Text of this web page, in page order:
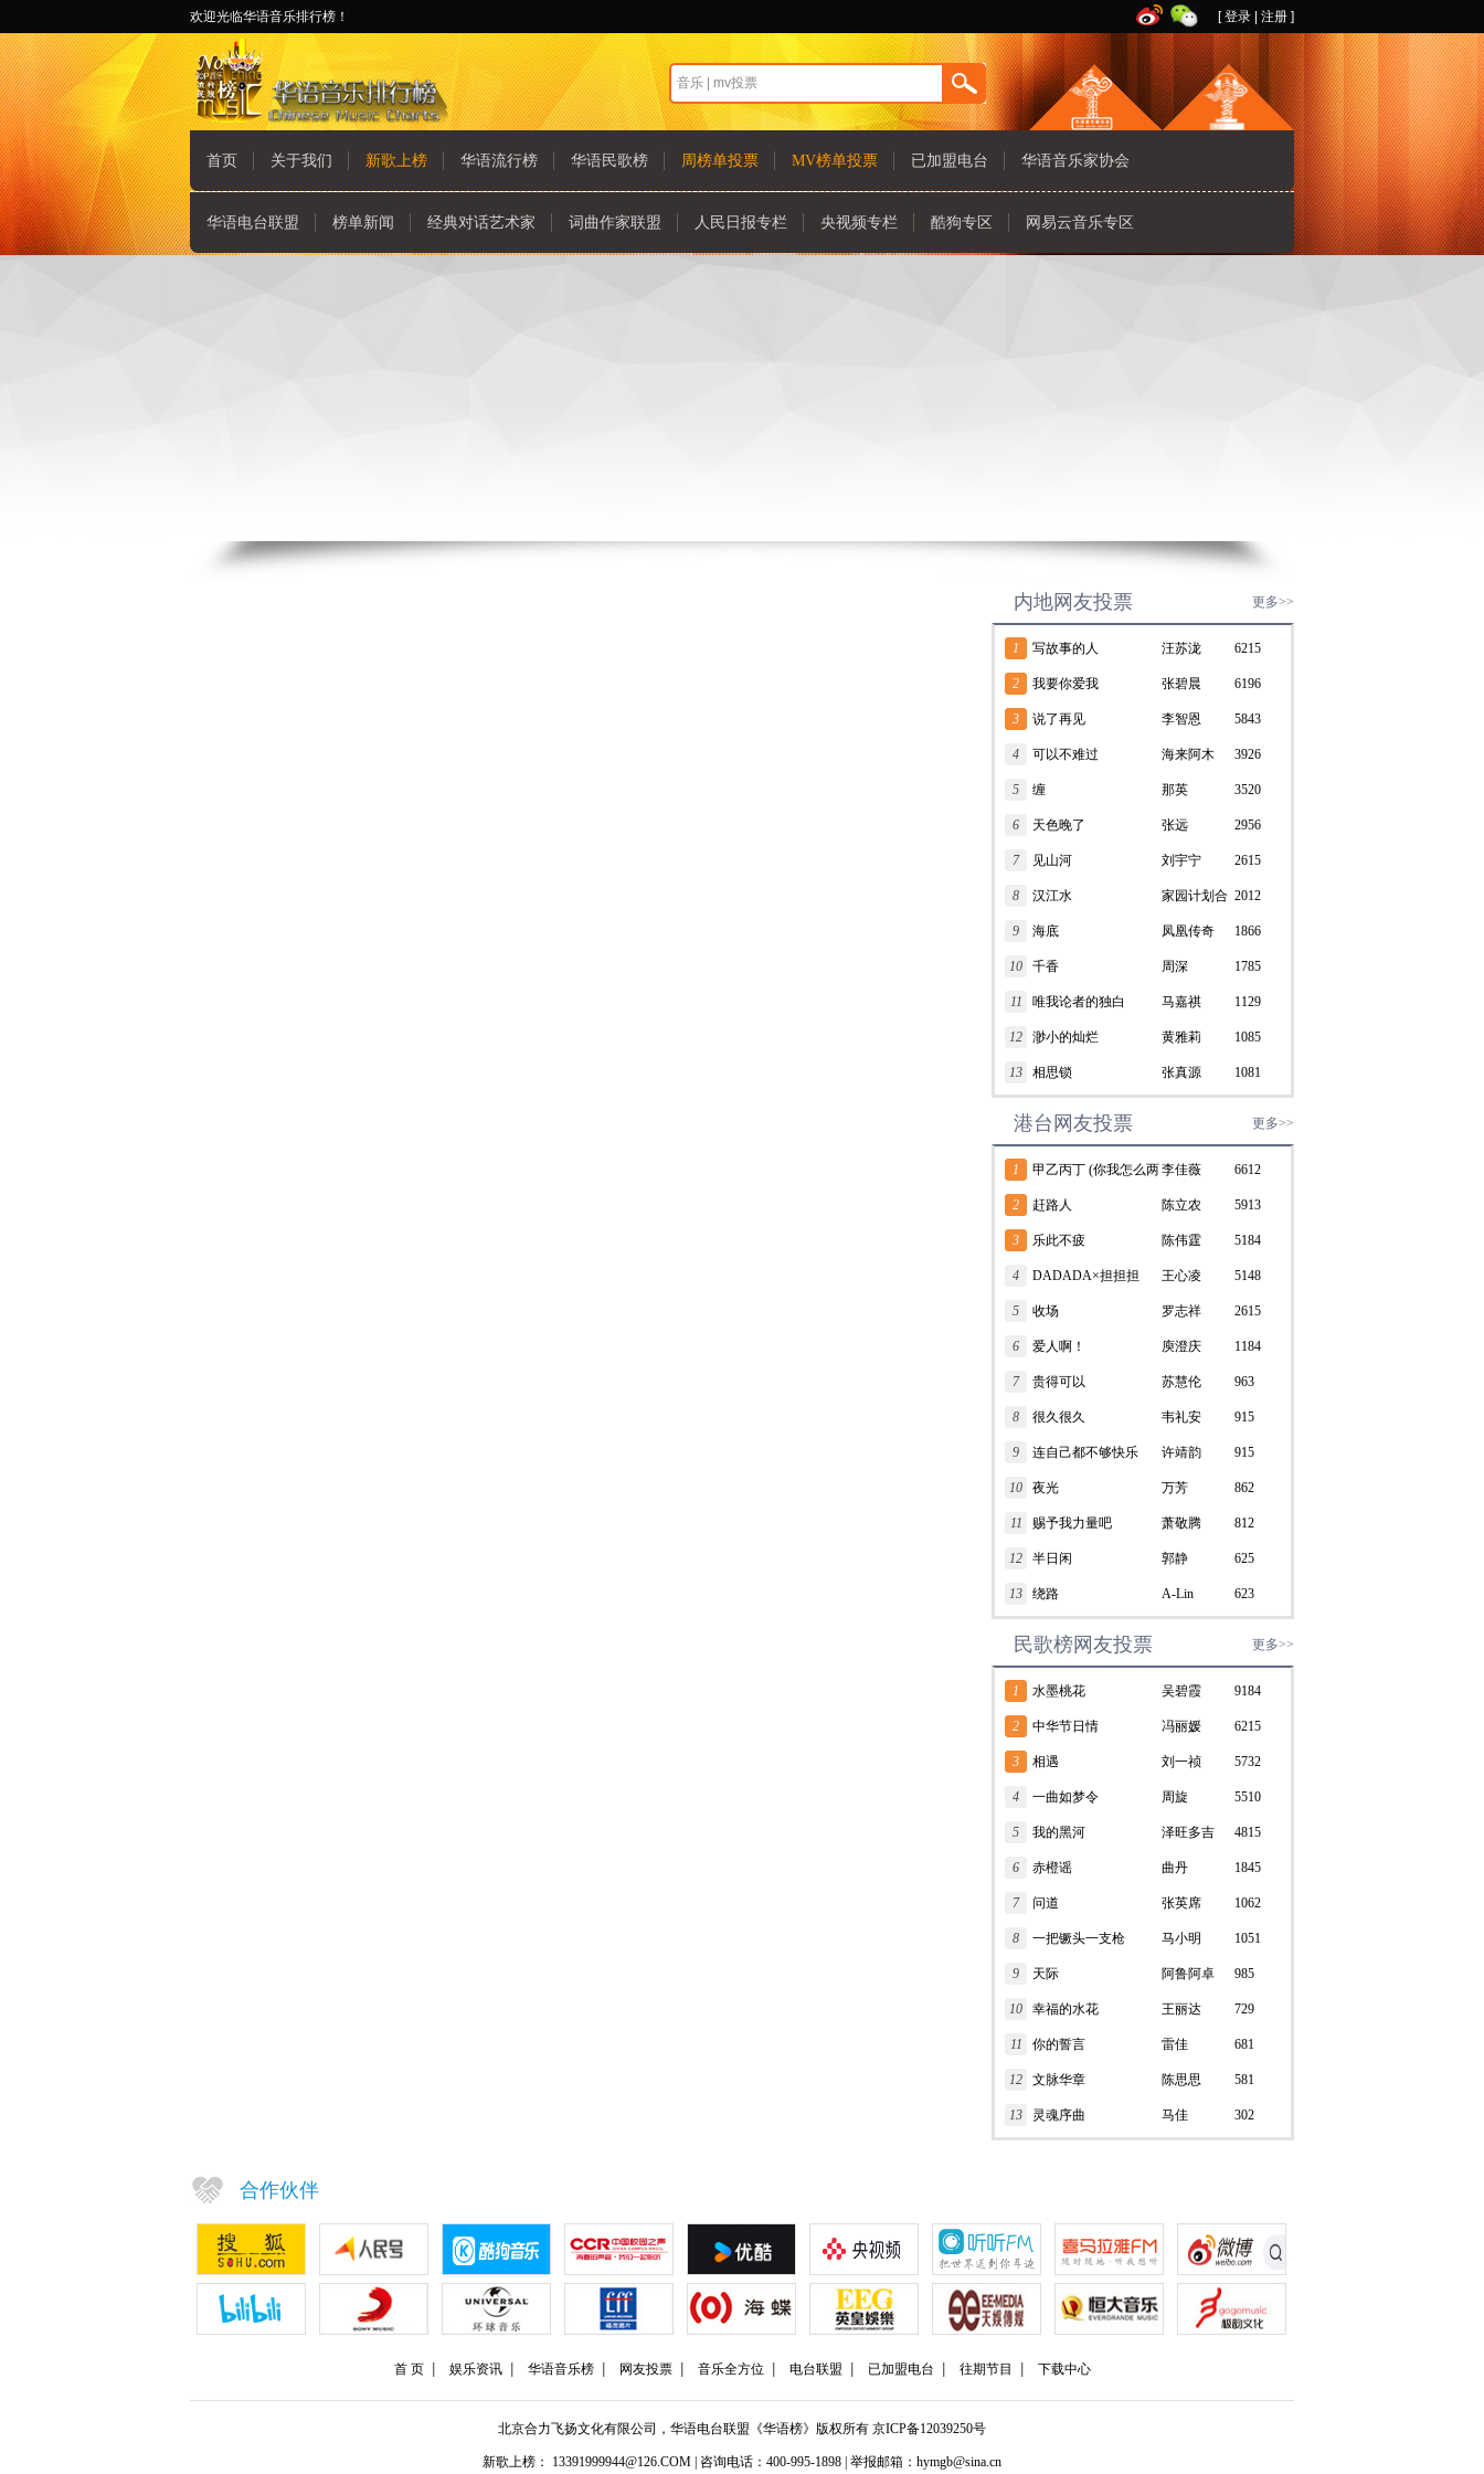
欢迎光临华语音乐排行榜！ [登录 注册 ]
首页 关于我们 新歌上榜 华语流行榜 华语民歌榜 周榜单投票 MV榜单投票 已加盟电台 华语音乐家协会
华语电台联盟 榜单新闻 经典对话艺术家 词曲作家联盟 人民日报专栏 央视频专栏 酷狗专区 网易云音乐专区
内地网友投票 更多>>
1 写故事的人 汪苏泷 6215
2 我要你爱我 张碧晨 6196
3 说了再见 李智恩 5843
4 可以不难过 海来阿木 3926
5 缠 那英 3520
6 天色晚了 张远 2956
7 见山河 刘宇宁 2615
8 汉江水 家园计划合
唱团
2012
9 海底 凤凰传奇 1866
10 千香 周深 1785
11 唯我论者的独白 马嘉祺 1129
12 渺小的灿烂 黄雅莉 1085
13 相思锁 张真源 1081
港台网友投票 更多>>
1 甲乙丙丁 (你我怎么两
清)
李佳薇 6612
2 赶路人 陈立农 5913
3 乐此不疲 陈伟霆 5184
4 DADADA×担担担 王心凌 5148
5 收场 罗志祥 2615
6 爱人啊！ 庾澄庆 1184
7 贵得可以 苏慧伦 963
8 很久很久 韦礼安 915
9 连自己都不够快乐 许靖韵 915
10 夜光 万芳 862
11 赐予我力量吧 萧敬腾 812
12 半日闲 郭静 625
13 绕路 A-Lin 623
民歌榜网友投票 更多>>
1 水墨桃花 吴碧霞 9184
2 中华节日情 冯丽媛 6215
3 相遇 刘一祯 5732
4 一曲如梦令 周旋 5510
5 我的黑河 泽旺多吉 4815
6 赤橙谣 曲丹 1845
7 问道 张英席 1062
8 一把镢头一支枪 马小明 1051
9 天际 阿鲁阿卓 985
10 幸福的水花 王丽达 729
11 你的誓言 雷佳 681
12 文脉华章 陈思思 581
13 灵魂序曲 马佳 302
合作伙伴
首 页 娱乐资讯 华语音乐榜 网友投票 音乐全方位 电台联盟 已加盟电台 往期节目 下载中心
北京合力飞扬文化有限公司，华语电台联盟《华语榜》版权所有 京ICP备12039250号
新歌上榜： 13391999944@126.COM | 咨询电话：400-995-1898 | 举报邮箱：hymgb@sina.cn